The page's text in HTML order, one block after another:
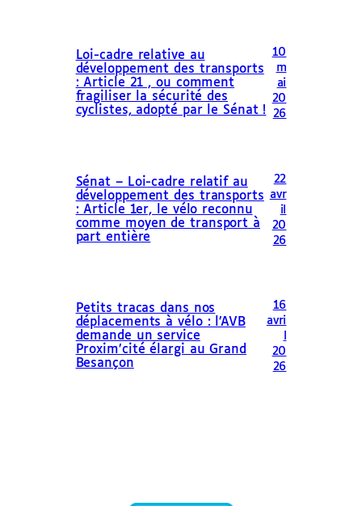
Loi-cadre relative au
développement des transports
: Article 21 , ou comment
fragiliser la sécurité des
cyclistes, adopté par le Sénat !
10
m
ai
20
26
Sénat – Loi-cadre relatif au
développement des transports
: Article 1er, le vélo reconnu
comme moyen de transport à
part entière
22
avr
il
20
26
Petits tracas dans nos
déplacements à vélo : l’AVB
demande un service
Proxim’cité élargi au Grand
Besançon
16
avri
20
26